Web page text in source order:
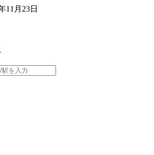
11月23日